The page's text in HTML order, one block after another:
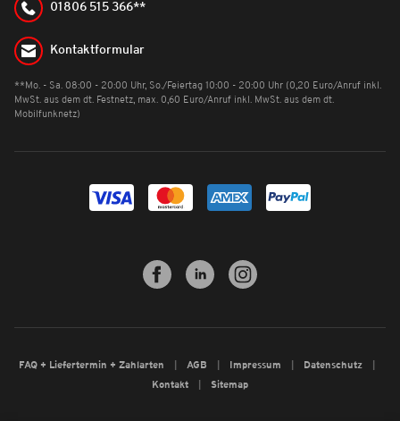
01806 515 366**
Kontaktformular
**Mo. - Sa. 08:00 - 20:00 Uhr, So./Feiertag 10:00 - 20:00 Uhr (0,20 Euro/Anruf inkl.
MwSt. aus dem dt. Festnetz, max. 0,60 Euro/Anruf inkl. MwSt. aus dem dt.
Mobilfunknetz)
FAQ + Liefertermin + Zahlarten AGB Impressum
Datenschutz
Kontakt
Sitemap